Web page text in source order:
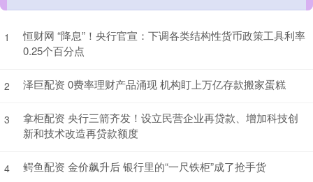
1
恒财网 “降息”！央行官宣：下调各类结构性货币政策工具利率
0.25个百分点
2 泽巨配资 0费率理财产品涌现 机构盯上万亿存款搬家蛋糕
3
拿柜配资 央行三箭齐发！设立民营企业再贷款、增加科技创
新和技术改造再贷款额度
4 鳄鱼配资 金价飙升后 银行里的“一尺铁柜”成了抢手货